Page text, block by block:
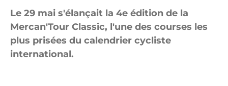
Le 29 mai s'élançait la 4e édition de la
Mercan'Tour Classic, l'une des courses les
plus prisées du calendrier cycliste
international.